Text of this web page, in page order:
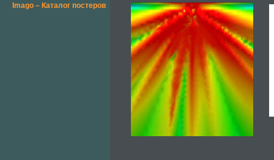
Imago – Каталог постеров